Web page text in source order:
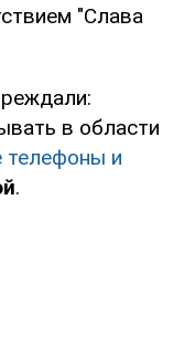
"Слава
в области
телефоны и
.